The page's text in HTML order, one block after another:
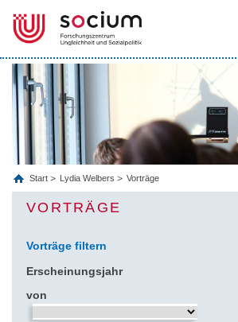
Start Lydia Welbers Vorträge
VORTRÄGE
Vorträge filtern
Erscheinungsjahr
von